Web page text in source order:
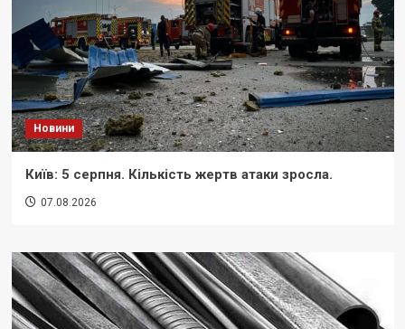
Новини
Київ: 5 серпня. Кількість жертв атаки зросла.
07.08.2026